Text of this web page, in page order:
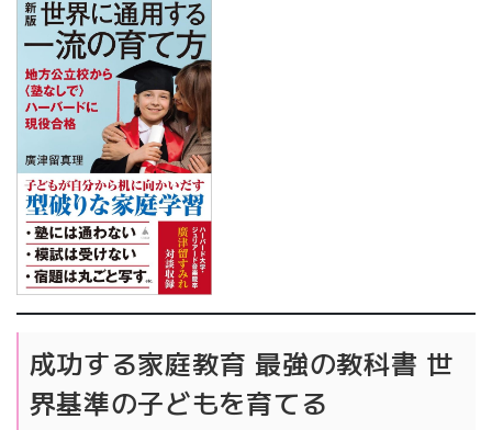
成功する家庭教育 最強の教科書 世
界基準の子どもを育てる